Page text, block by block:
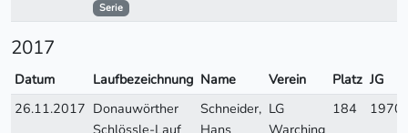
Serie
2017
Datum Laufbezeichnung Name Verein Platz JG
26.11.2017 Donauwörther
Schneider, LG
184 1970